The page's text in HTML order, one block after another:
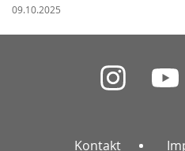
09.10.2025
Kontakt